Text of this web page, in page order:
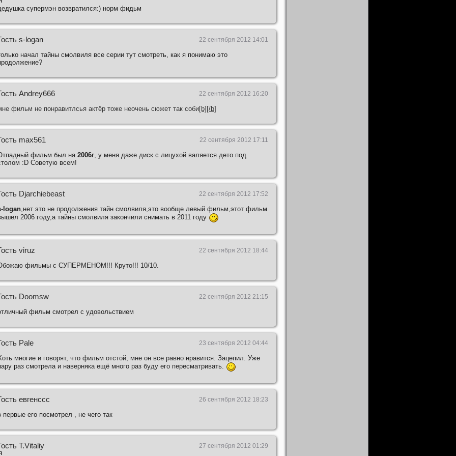
супермэн возвратился:) норм фидьм
s-logan 22 сентября 2012 14:01
начал тайны смолвиля все серии тут смотреть, как я понимаю это
Andrey666 22 сентября 2012 16:20
фильм не понравитлсья актёр тоже неочень сюжет так соби[b][/b]
max561 22 сентября 2012 17:11
фильм был на 2006г , у меня даже диск с лицухой валяется дето под
:D Советую всем!
Djarchiebeast 22 сентября 2012 17:52
logan ,нет это не продолжения тайн смолвиля,это вообще левый фильм,этот фильм
2006 году,а тайны смолвиля закончили снимать в 2011 году
viruz 22 сентября 2012 18:44
фильмы с СУПЕРМЕНОМ!!! Круто!!! 10/10.
Doomsw 22 сентября 2012 21:15
фильм смотрел с удовольствием
Pale 23 сентября 2012 04:44
многие и говорят, что фильм отстой, мне он все равно нравится. Зацепил. Уже
раз смотрела и наверняка ещё много раз буду его пересматривать.
евгенссс 26 сентября 2012 18:23
первые его посмотрел , не чего так
T.Vitaliy 27 сентября 2012 01:29